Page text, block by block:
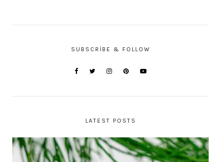
SUBSCRIBE & FOLLOW
LATEST POSTS